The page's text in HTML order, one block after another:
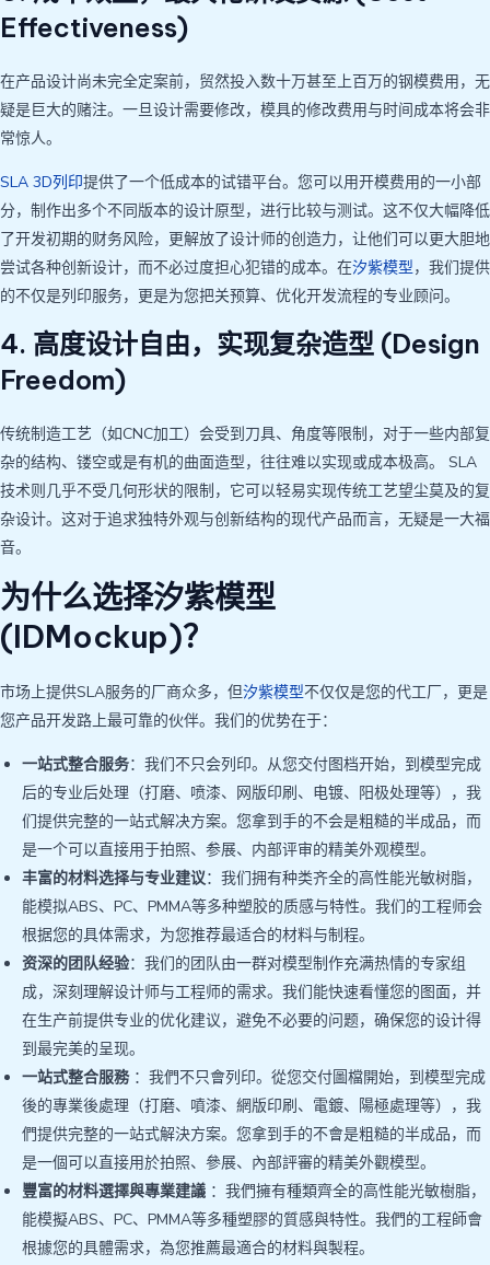
Effectiveness)
在产品设计尚未完全定案前，贸然投入数十万甚至上百万的钢模费用，无
疑是巨大的赌注。一旦设计需要修改，模具的修改费用与时间成本将会非
常惊人。
SLA 3D列印提供了一个低成本的试错平台。您可以用开模费用的一小部
分，制作出多个不同版本的设计原型，进行比较与测试。这不仅大幅降低
了开发初期的财务风险，更解放了设计师的创造力，让他们可以更大胆地
尝试各种创新设计，而不必过度担心犯错的成本。在汐紫模型，我们提供
的不仅是列印服务，更是为您把关预算、优化开发流程的专业顾问。
4. 高度设计自由，实现复杂造型 (Design
Freedom)
传统制造工艺（如CNC加工）会受到刀具、角度等限制，对于一些内部复
杂的结构、镂空或是有机的曲面造型，往往难以实现或成本极高。 SLA
技术则几乎不受几何形状的限制，它可以轻易实现传统工艺望尘莫及的复
杂设计。这对于追求独特外观与创新结构的现代产品而言，无疑是一大福
音。
为什么选择汐紫模型
(IDMockup)？
市场上提供SLA服务的厂商众多，但汐紫模型不仅仅是您的代工厂，更是
您产品开发路上最可靠的伙伴。我们的优势在于：
一站式整合服务：我们不只会列印。从您交付图档开始，到模型完成
后的专业后处理（打磨、喷漆、网版印刷、电镀、阳极处理等），我
们提供完整的一站式解决方案。您拿到手的不会是粗糙的半成品，而
是一个可以直接用于拍照、参展、内部评审的精美外观模型。
丰富的材料选择与专业建议：我们拥有种类齐全的高性能光敏树脂，
能模拟ABS、PC、PMMA等多种塑胶的质感与特性。我们的工程师会
根据您的具体需求，为您推荐最适合的材料与制程。
资深的团队经验：我们的团队由一群对模型制作充满热情的专家组
成，深刻理解设计师与工程师的需求。我们能快速看懂您的图面，并
在生产前提供专业的优化建议，避免不必要的问题，确保您的设计得
到最完美的呈现。
一站式整合服務：我們不只會列印。從您交付圖檔開始，到模型完成
後的專業後處理（打磨、噴漆、網版印刷、電鍍、陽極處理等），我
們提供完整的一站式解決方案。您拿到手的不會是粗糙的半成品，而
是一個可以直接用於拍照、參展、內部評審的精美外觀模型。
豐富的材料選擇與專業建議 ：我們擁有種類齊全的高性能光敏樹脂，
能模擬ABS、PC、PMMA等多種塑膠的質感與特性。我們的工程師會
根據您的具體需求，為您推薦最適合的材料與製程。